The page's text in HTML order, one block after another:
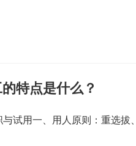
特点是什么？
试用一、用人原则：重选